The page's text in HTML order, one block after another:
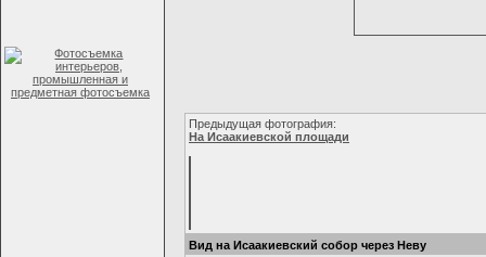
Предыдущая фотография:
На Исаакиевской площади
Вид на Исаакиевский собор через Неву